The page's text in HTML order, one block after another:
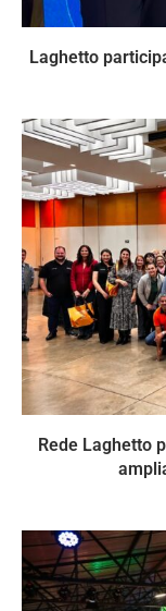
Laghetto
Rede Laghetto